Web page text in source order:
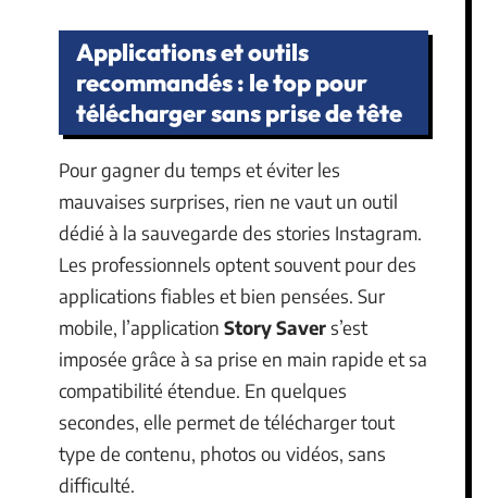
Applications et outils
recommandés : le top pour
télécharger sans prise de tête
Pour gagner du temps et éviter les
mauvaises surprises, rien ne vaut un outil
dédié à la sauvegarde des stories Instagram.
Les professionnels optent souvent pour des
applications fiables et bien pensées. Sur
mobile, l’application Story Savers’est
imposée grâce à sa prise en main rapide et sa
compatibilité étendue. En quelques
secondes, elle permet de télécharger tout
type de contenu, photos ou vidéos, sans
difficulté.